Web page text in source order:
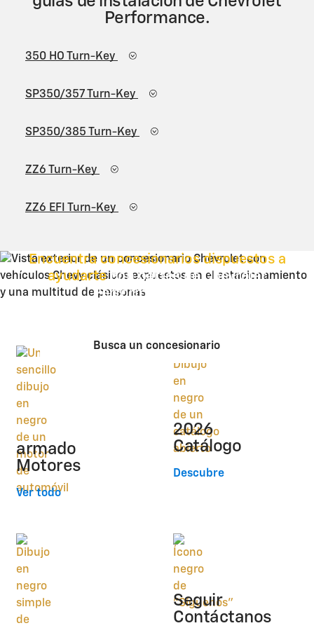
Performance.
350 HO Turn-Key
SP350/357 Turn-Key
SP350/385 Turn-Key
ZZ6 Turn-Key
ZZ6 EFI Turn-Key
Encuentra concesionarios dispuestos a
ayudartecon partes de Chevrolet
Performance Parts.
Busca un concesionario
armado
Motores
Ver todo
2026
Catálogo
Descubre
Seguir
Contáctanos